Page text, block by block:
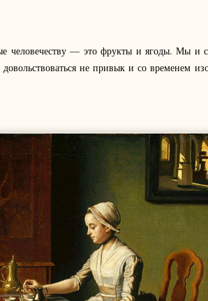
человечеству — это фрукты и ягоды. Мы и
не привык и со временем